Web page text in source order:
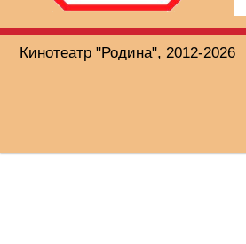
Кинотеатр "Родина", 2012-2026